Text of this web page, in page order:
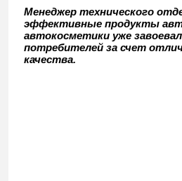
Менеджер технического
эффективные продукты
автокосметики уже
потребителей за счет
качества.